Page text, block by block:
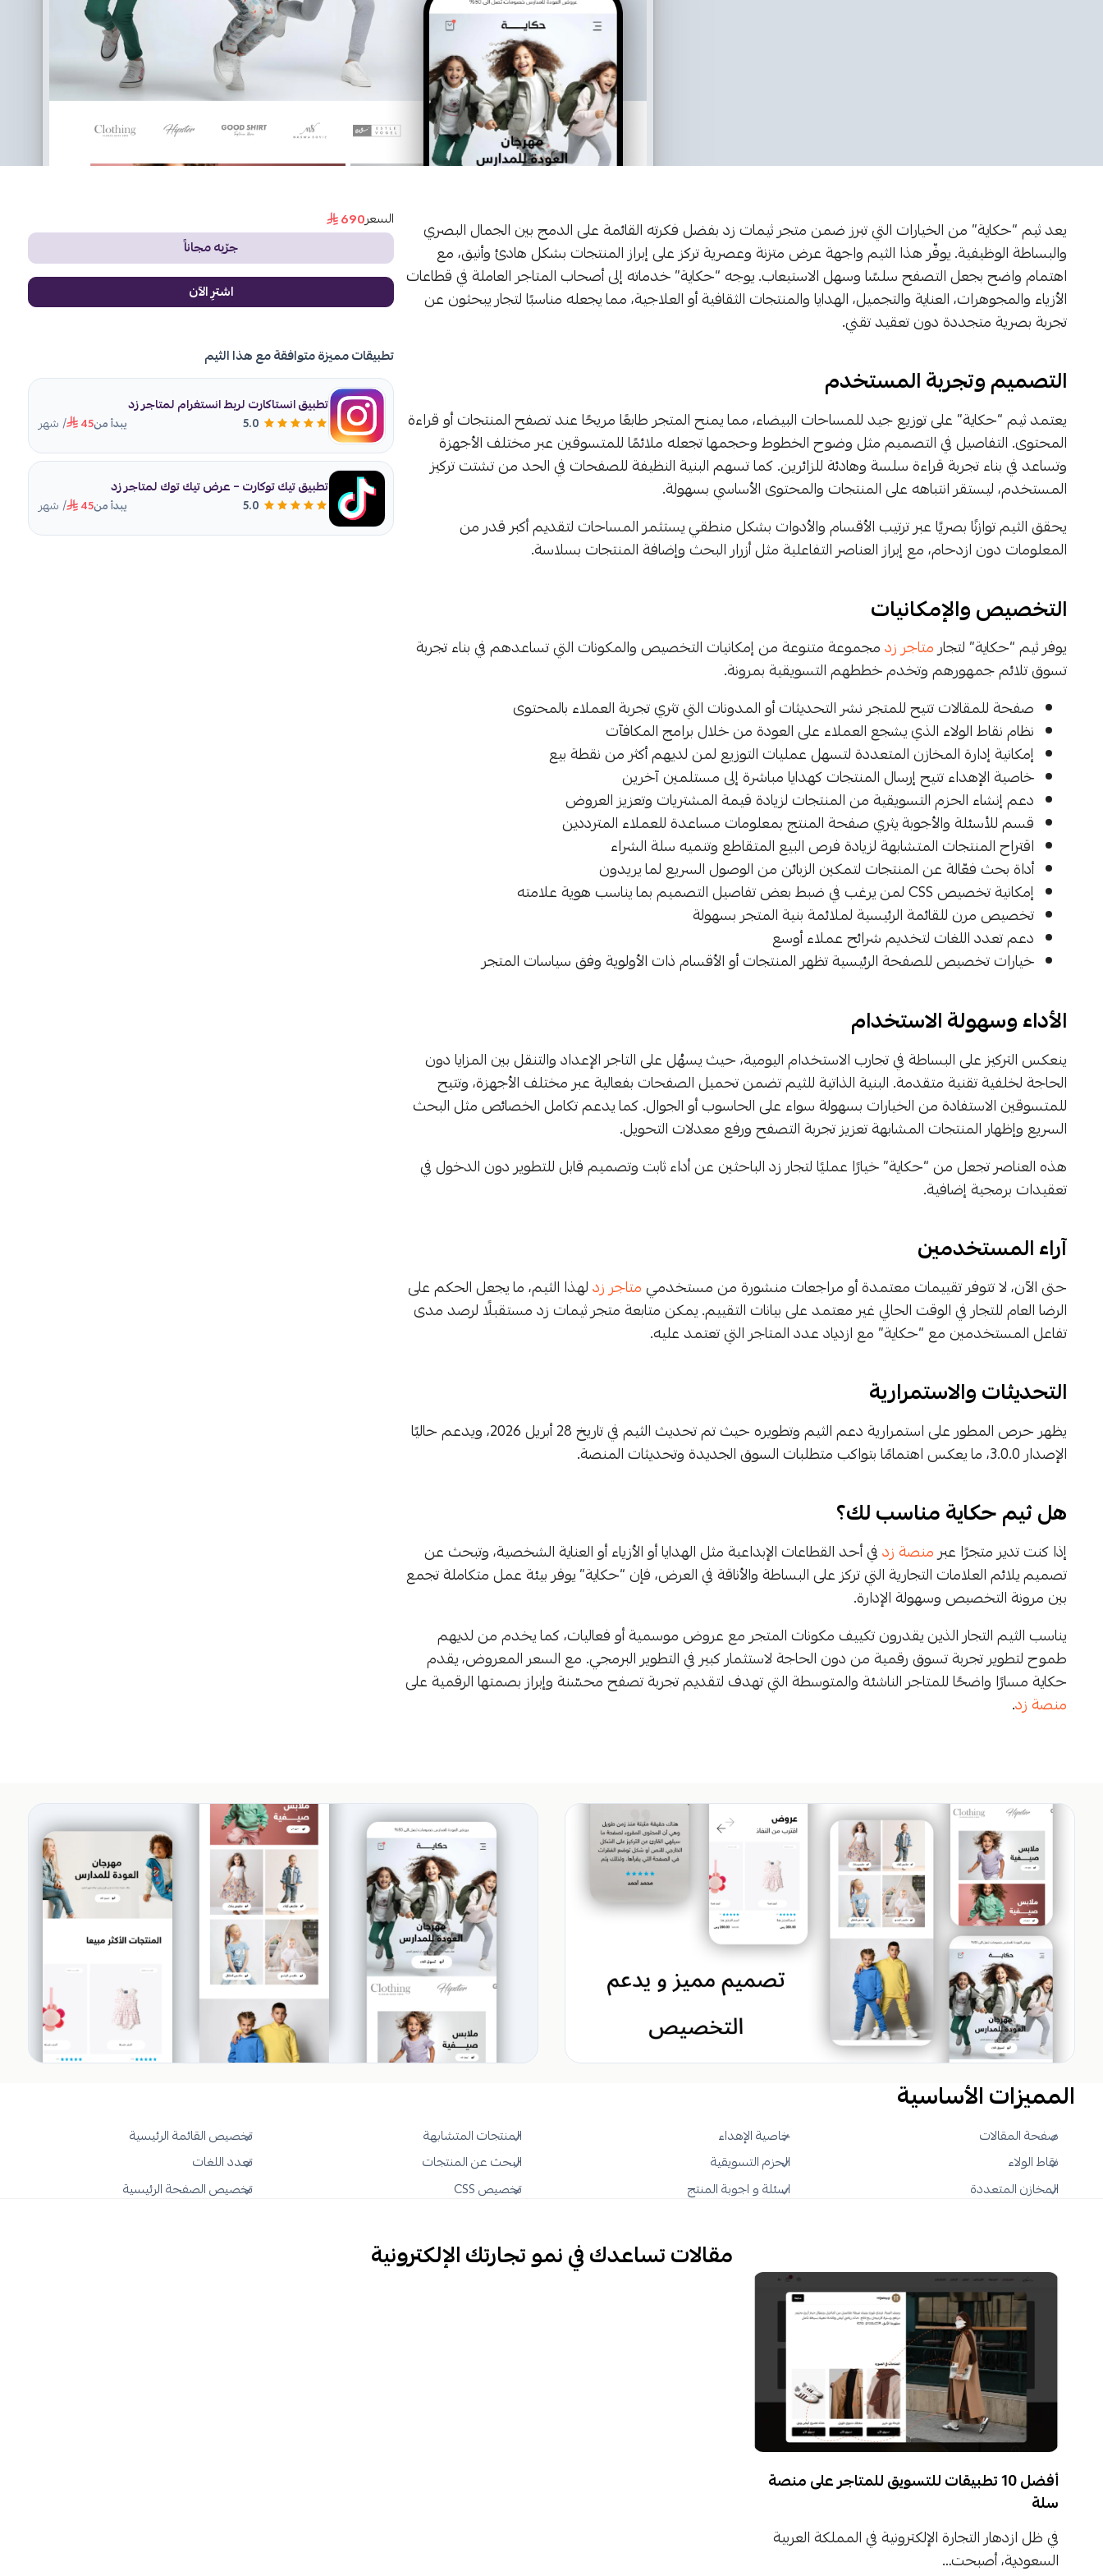
السعر690
جرّبه مجاناً
اشترِ الآن
تطبيقات مميزة متوافقة مع هذا الثيم
تطبيق انستاكارت لربط انستغرام لمتاجر زد
5.0 يبدأ من45 / شهر
تطبيق تيك توكارت – عرض تيك توك لمتاجر زد
5.0 يبدأ من45 / شهر
يعد ثيم “حكاية” من الخيارات التي تبرز ضمن متجر ثيمات زد بفضل فكرته القائمة على الدمج بين الجمال البصري
والبساطة الوظيفية. يوفّر هذا الثيم واجهة عرض متزنة وعصرية تركز على إبراز المنتجات بشكل هادئ وأنيق، مع
اهتمام واضح بجعل التصفح سلسًا وسهل الاستيعاب. يوجه “حكاية” خدماته إلى أصحاب المتاجر العاملة في قطاعات
الأزياء والمجوهرات، العناية والتجميل، الهدايا والمنتجات الثقافية أو العلاجية، مما يجعله مناسبًا لتجار يبحثون عن
تجربة بصرية متجددة دون تعقيد تقني.
التصميم وتجربة المستخدم
يعتمد ثيم “حكاية” على توزيع جيد للمساحات البيضاء، مما يمنح المتجر طابعًا مريحًا عند تصفح المنتجات أو قراءة
المحتوى. التفاصيل في التصميم مثل وضوح الخطوط وحجمها تجعله ملائمًا للمتسوقين عبر مختلف الأجهزة
وتساعد في بناء تجربة قراءة سلسة وهادئة للزائرين. كما تسهم البنية النظيفة للصفحات في الحد من تشتت تركيز
المستخدم، ليستقر انتباهه على المنتجات والمحتوى الأساسي بسهولة.
يحقق الثيم توازنًا بصريًا عبر ترتيب الأقسام والأدوات بشكل منطقي يستثمر المساحات لتقديم أكبر قدر من
المعلومات دون ازدحام، مع إبراز العناصر التفاعلية مثل أزرار البحث وإضافة المنتجات بسلاسة.
التخصيص والإمكانيات
يوفر ثيم “حكاية” لتجارمتاجر زدمجموعة متنوعة من إمكانيات التخصيص والمكونات التي تساعدهم في بناء تجربة
تسوق تلائم جمهورهم وتخدم خططهم التسويقية بمرونة.
صفحة للمقالات تتيح للمتجر نشر التحديثات أو المدونات التي تثري تجربة العملاء بالمحتوى
نظام نقاط الولاء الذي يشجع العملاء على العودة من خلال برامج المكافآت
إمكانية إدارة المخازن المتعددة لتسهل عمليات التوزيع لمن لديهم أكثر من نقطة بيع
خاصية الإهداء تتيح إرسال المنتجات كهدايا مباشرة إلى مستلمين آخرين
دعم إنشاء الحزم التسويقية من المنتجات لزيادة قيمة المشتريات وتعزيز العروض
قسم للأسئلة والأجوبة يثري صفحة المنتج بمعلومات مساعدة للعملاء المترددين
اقتراح المنتجات المتشابهة لزيادة فرص البيع المتقاطع وتنميه سلة الشراء
أداة بحث فعّالة عن المنتجات لتمكين الزبائن من الوصول السريع لما يريدون
إمكانية تخصيص CSS لمن يرغب في ضبط بعض تفاصيل التصميم بما يناسب هوية علامته
تخصيص مرن للقائمة الرئيسية لملائمة بنية المتجر بسهولة
دعم تعدد اللغات لتخديم شرائح عملاء أوسع
خيارات تخصيص للصفحة الرئيسية تظهر المنتجات أو الأقسام ذات الأولوية وفق سياسات المتجر
الأداء وسهولة الاستخدام
ينعكس التركيز على البساطة في تجارب الاستخدام اليومية، حيث يسهُل على التاجر الإعداد والتنقل بين المزايا دون
الحاجة لخلفية تقنية متقدمة. البنية الذاتية للثيم تضمن تحميل الصفحات بفعالية عبر مختلف الأجهزة، وتتيح
للمتسوقين الاستفادة من الخيارات بسهولة سواء على الحاسوب أو الجوال. كما يدعم تكامل الخصائص مثل البحث
السريع وإظهار المنتجات المشابهة تعزيز تجربة التصفح ورفع معدلات التحويل.
هذه العناصر تجعل من “حكاية” خيارًا عمليًا لتجار زد الباحثين عن أداء ثابت وتصميم قابل للتطوير دون الدخول في
تعقيدات برمجية إضافية.
آراء المستخدمين
حتى الآن، لا تتوفر تقييمات معتمدة أو مراجعات منشورة من مستخدميمتاجر زدلهذا الثيم، ما يجعل الحكم على
الرضا العام للتجار في الوقت الحالي غير معتمد على بيانات التقييم. يمكن متابعة متجر ثيمات زد مستقبلًا لرصد مدى
تفاعل المستخدمين مع “حكاية” مع ازدياد عدد المتاجر التي تعتمد عليه.
التحديثات والاستمرارية
يظهر حرص المطور على استمرارية دعم الثيم وتطويره حيث تم تحديث الثيم في تاريخ 28 أبريل 2026، ويدعم حاليًا
الإصدار 3.0.0، ما يعكس اهتمامًا بتواكب متطلبات السوق الجديدة وتحديثات المنصة.
هل ثيم حكاية مناسب لك؟
إذا كنت تدير متجرًا عبرمنصة زدفي أحد القطاعات الإبداعية مثل الهدايا أو الأزياء أو العناية الشخصية، وتبحث عن
تصميم يلائم العلامات التجارية التي تركز على البساطة والأناقة في العرض، فإن “حكاية” يوفر بيئة عمل متكاملة تجمع
بين مرونة التخصيص وسهولة الإدارة.
يناسب الثيم التجار الذين يقدرون تكييف مكونات المتجر مع عروض موسمية أو فعاليات، كما يخدم من لديهم
طموح لتطوير تجربة تسوق رقمية من دون الحاجة لاستثمار كبير في التطوير البرمجي. مع السعر المعروض، يقدم
حكاية مسارًا واضحًا للمتاجر الناشئة والمتوسطة التي تهدف لتقديم تجربة تصفح محسّنة وإبراز بصمتها الرقمية على
منصة زد.
المميزات الأساسية
صفحة المقالات
نقاط الولاء
المخازن المتعددة
خاصية الإهداء
الحزم التسويقية
اسئلة و اجوبة المنتج
المنتجات المتشابهة
البحث عن المنتجات
تخصيص CSS
تخصيص القائمة الرئيسية
تعدد اللغات
تخصيص الصفحة الرئيسية
مقالات تساعدك في نمو تجارتك الإلكترونية
أفضل 10 تطبيقات للتسويق للمتاجر على منصة
سلة
في ظل ازدهار التجارة الإلكترونية في المملكة العربية
السعودية، أصبحت…